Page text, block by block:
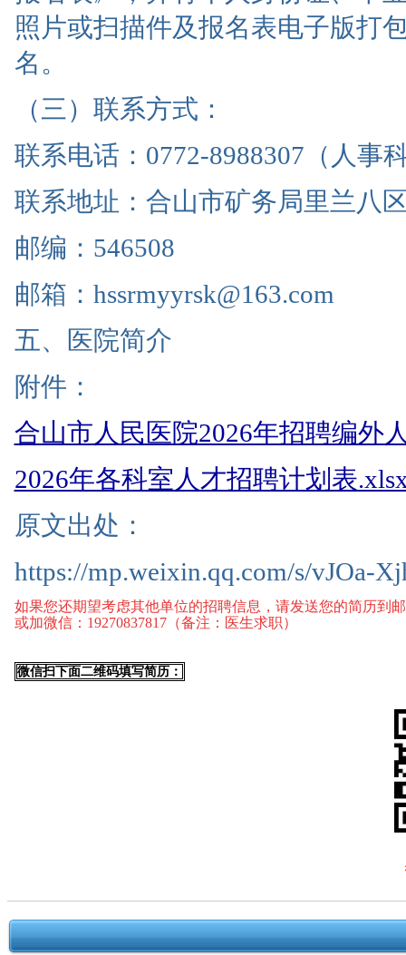
照片或扫描件及报名表电子版打
名。
（三）联系方式：
联系电话：0772-8988307（人事
联系地址：合山市矿务局里兰八
邮编：546508
邮箱：hssrmyyrsk@163.com
五、医院简介
附件：
合山市人民医院2026年招聘编外
2026年各科室人才招聘计划表
原文出处：
https://mp.weixin.qq.com/s/vJOa-
如果您还期望考虑其他单位的招聘信息，请发送您的简历到
或加微信：19270837817（备注：医生求职）
微信扫下面二维码填写简历：